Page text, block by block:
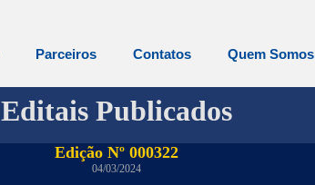
Parceiros Contatos Quem Somos
Editais Publicados
Edição Nº 000322
04/03/2024